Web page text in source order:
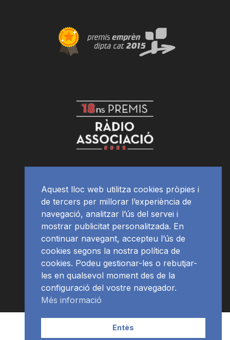
APP Programació
Aquest lloc web utilitza cookies pròpies i
de tercers per millorar l’experiència de
navegació, analitzar l’ús del servei i
mostrar publicitat personalitzada. En
continuar navegant, accepteu l’ús de
cookies segons la nostra política de
cookies. Podeu gestionar-les o rebutjar-
les en qualsevol moment des de la
configuració del vostre navegador.
Més informació
Entès